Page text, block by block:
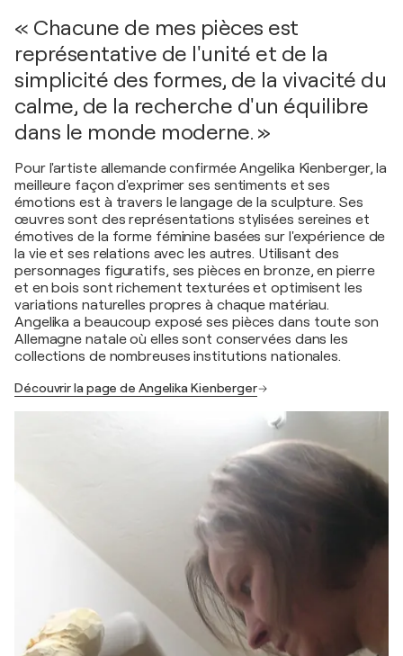
« Chacune de mes pièces est
représentative de l'unité et de la
simplicité des formes, de la vivacité du
calme, de la recherche d'un équilibre
dans le monde moderne. »
Pour l'artiste allemande confirmée Angelika Kienberger, la
meilleure façon d'exprimer ses sentiments et ses
émotions est à travers le langage de la sculpture. Ses
œuvres sont des représentations stylisées sereines et
émotives de la forme féminine basées sur l'expérience de
la vie et ses relations avec les autres. Utilisant des
personnages figuratifs, ses pièces en bronze, en pierre
et en bois sont richement texturées et optimisent les
variations naturelles propres à chaque matériau.
Angelika a beaucoup exposé ses pièces dans toute son
Allemagne natale où elles sont conservées dans les
collections de nombreuses institutions nationales.
Découvrir la page de Angelika Kienberger